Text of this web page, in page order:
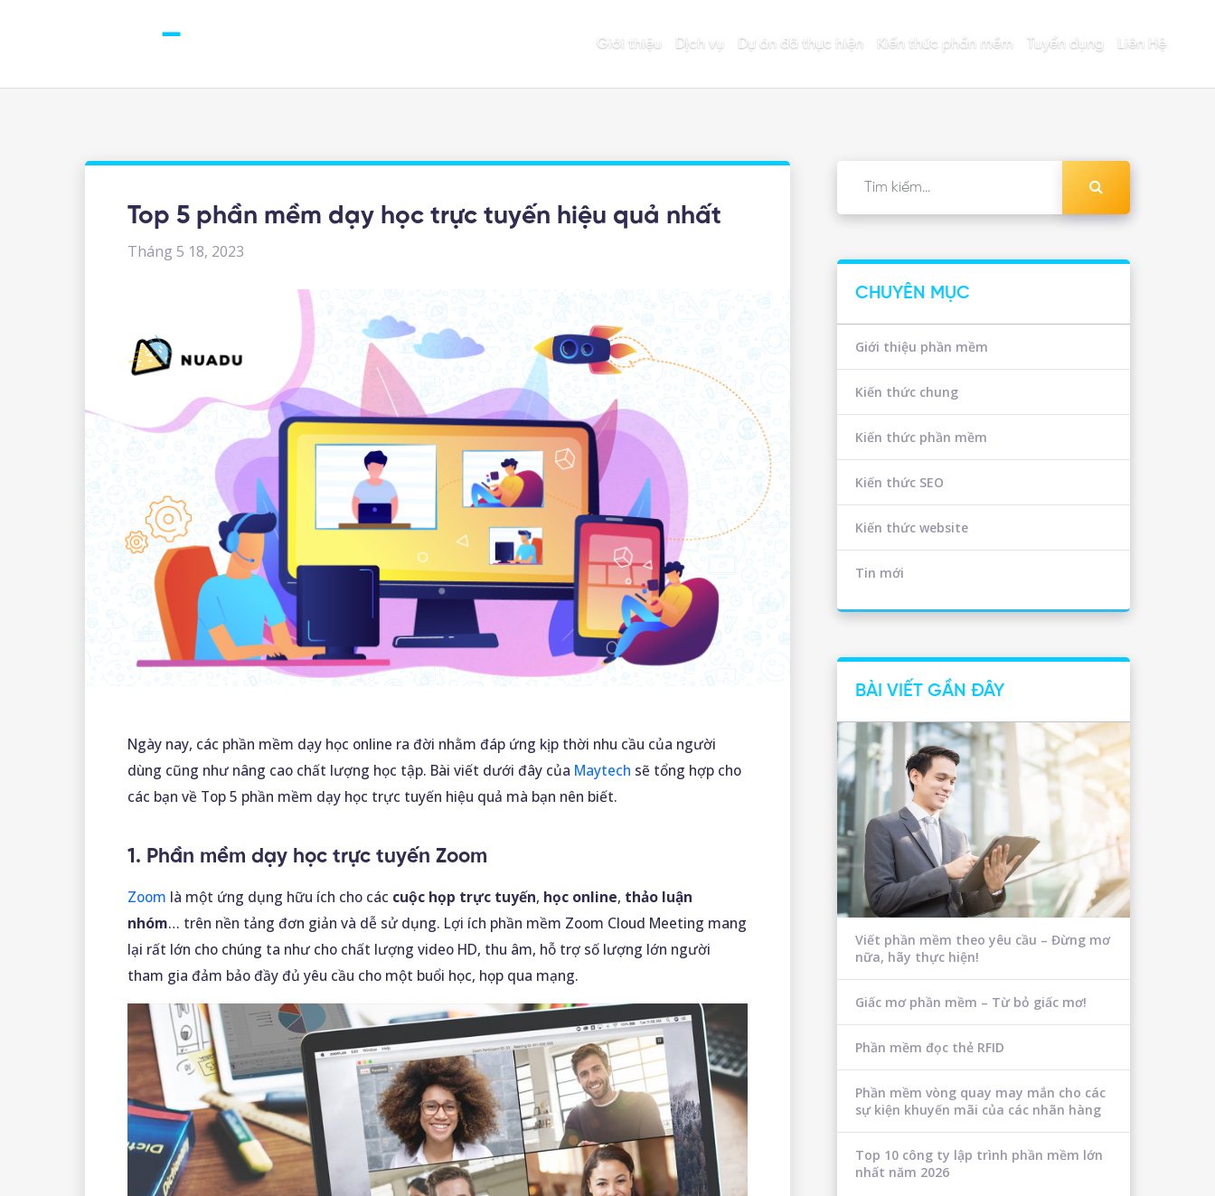
Giới thiệu Dịch vụ Dự án đã thực hiện Kiến thức phần mềm Tuyển dụng Liên Hệ
Top 5 phần mềm dạy học trực tuyến hiệu quả nhất
Tháng 5 18, 2023
Ngày nay, các phần mềm dạy học online ra đời nhằm đáp ứng kịp thời nhu cầu của người
dùng cũng như nâng cao chất lượng học tập. Bài viết dưới đây của Maytech sẽ tổng hợp cho
các bạn về Top 5 phần mềm dạy học trực tuyến hiệu quả mà bạn nên biết.
1. Phần mềm dạy học trực tuyến Zoom
Zoom là một ứng dụng hữu ích cho các cuộc họp trực tuyến, học online, thảo luận
nhóm… trên nền tảng đơn giản và dễ sử dụng. Lợi ích phần mềm Zoom Cloud Meeting mang
lại rất lớn cho chúng ta như cho chất lượng video HD, thu âm, hỗ trợ số lượng lớn người
tham gia đảm bảo đầy đủ yêu cầu cho một buổi học, họp qua mạng.
CHUYÊN MỤC
Giới thiệu phần mềm
Kiến thức chung
Kiến thức phần mềm
Kiến thức SEO
Kiến thức website
Tin mới
BÀI VIẾT GẦN ĐÂY
Viết phần mềm theo yêu cầu – Đừng mơ
nữa, hãy thực hiện!
Giấc mơ phần mềm – Từ bỏ giấc mơ!
Phần mềm đọc thẻ RFID
Phần mềm vòng quay may mắn cho các
sự kiện khuyến mãi của các nhãn hàng
Top 10 công ty lập trình phần mềm lớn
nhất năm 2026